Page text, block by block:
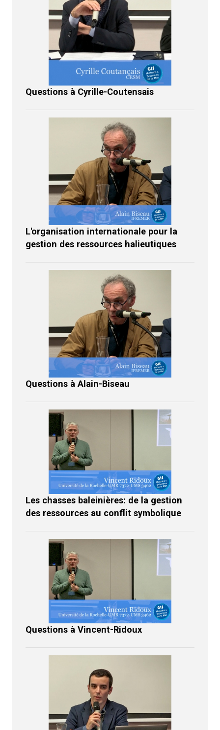
Questions à Cyrille-Coutensais
L'organisation internationale pour la
gestion des ressources halieutiques
Questions à Alain-Biseau
Les chasses baleinières: de la gestion
des ressources au conflit symbolique
Questions à Vincent-Ridoux